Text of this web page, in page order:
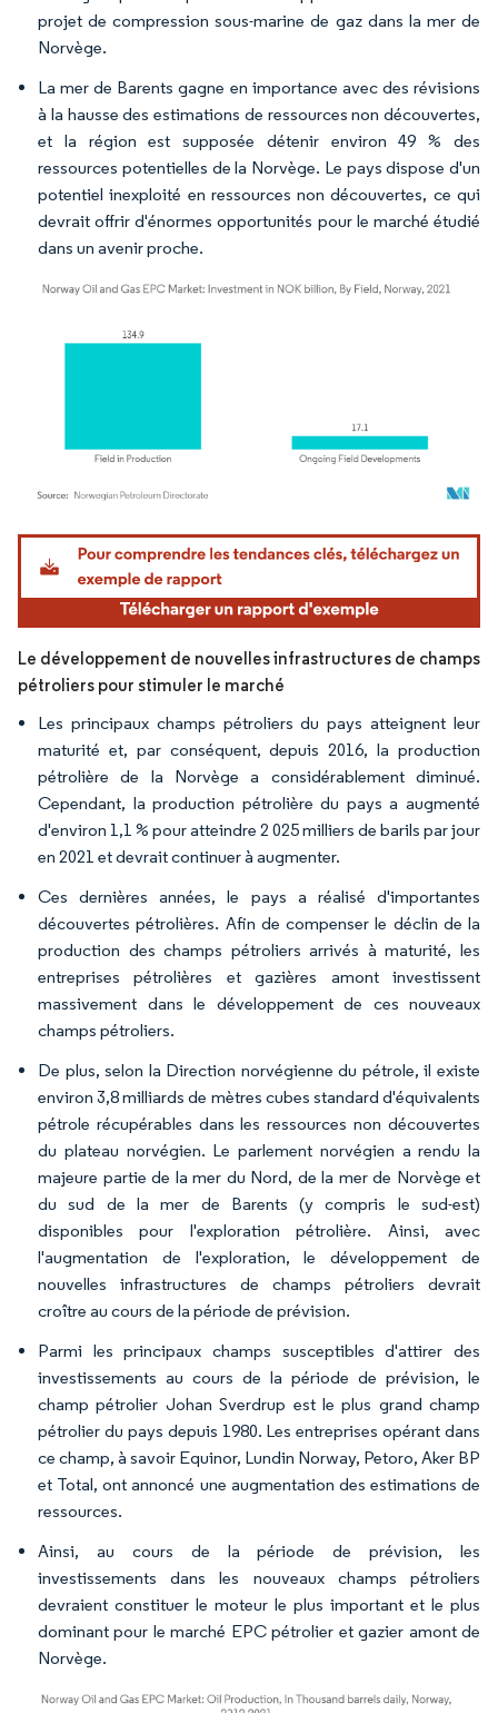
projet de compression sous-marine de gaz dans la mer de
Norvège.
La mer de Barents gagne en importance avec des révisions
à la hausse des estimations de ressources non découvertes,
et la région est supposée détenir environ 49 % des
ressources potentielles de la Norvège. Le pays dispose d'un
potentiel inexploité en ressources non découvertes, ce qui
devrait offrir d'énormes opportunités pour le marché étudié
dans un avenir proche.
Image © Mordor Intelligence. La réutilisation nécessite une attribution sous CC BY
Le développement de nouvelles infrastructures de champs
pétroliers pour stimuler le marché
Les principaux champs pétroliers du pays atteignent leur
maturité et, par conséquent, depuis 2016, la production
pétrolière de la Norvège a considérablement diminué.
Cependant, la production pétrolière du pays a augmenté
d'environ 1,1 % pour atteindre 2 025 milliers de barils par jour
en 2021 et devrait continuer à augmenter.
Ces dernières années, le pays a réalisé d'importantes
découvertes pétrolières. Afin de compenser le déclin de la
production des champs pétroliers arrivés à maturité, les
entreprises pétrolières et gazières amont investissent
massivement dans le développement de ces nouveaux
champs pétroliers.
De plus, selon la Direction norvégienne du pétrole, il existe
environ 3,8 milliards de mètres cubes standard d'équivalents
pétrole récupérables dans les ressources non découvertes
du plateau norvégien. Le parlement norvégien a rendu la
majeure partie de la mer du Nord, de la mer de Norvège et
du sud de la mer de Barents (y compris le sud-est)
disponibles pour l'exploration pétrolière. Ainsi, avec
l'augmentation de l'exploration, le développement de
nouvelles infrastructures de champs pétroliers devrait
croître au cours de la période de prévision.
Parmi les principaux champs susceptibles d'attirer des
investissements au cours de la période de prévision, le
champ pétrolier Johan Sverdrup est le plus grand champ
pétrolier du pays depuis 1980. Les entreprises opérant dans
ce champ, à savoir Equinor, Lundin Norway, Petoro, Aker BP
et Total, ont annoncé une augmentation des estimations de
ressources.
Ainsi, au cours de la période de prévision, les
investissements dans les nouveaux champs pétroliers
devraient constituer le moteur le plus important et le plus
dominant pour le marché EPC pétrolier et gazier amont de
Norvège.